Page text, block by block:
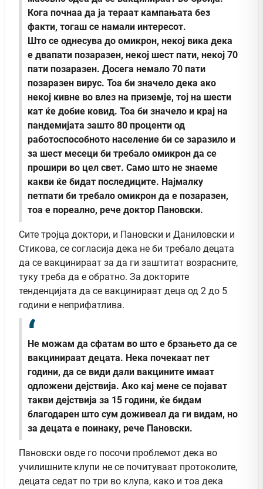
Кога почнаа да ја тераат кампањата без
факти, тогаш се намали интересот.
Што се однесува до омикрон, некој вика дека
е двапати позаразен, некој шест пати, некој 70
пати позаразен. Досега немало 70 пати
позаразен вирус. Тоа би значело дека ако
некој кивне во влез на приземје, тој на шести
кат ќе добие ковид. Тоа би значело и крај на
пандемијата зашто 80 проценти од
работоспособното население би се заразило и
за шест месеци би требало омикрон да се
прошири во цел свет. Само што не знаеме
какви ќе бидат последиците. Најмалку
петпати би требало омикрон да е позаразен,
тоа е пореално, рече доктор Пановски.
Сите тројца доктори, и Пановски и Даниловски и
Стикова, се согласија дека не би требало децата
да се вакцинираат за да ги заштитат возрасните,
туку треба да е обратно. За докторите
тенденцијата да се вакцинираат деца од 2 до 5
години е неприфатлива.
Не можам да сфатам во што е брзањето да се
вакцинираат децата. Нека почекаат пет
години, да се види дали вакцините имаат
одложени дејствија. Ако кај мене се појават
такви дејствија за 15 години, ќе бидам
благодарен што сум доживеал да ги видам, но
за децата е поинаку, рече Пановски.
Пановски овде го посочи проблемот дека во
училишните клупи не се почитуваат протоколите,
децата седат по три во клупа, како и тоа дека